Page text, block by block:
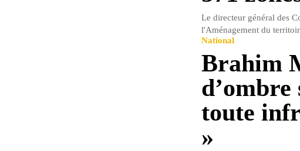
Le directeur général des
l'Aménagement du
National
Brahim
d’ombre
toute
»